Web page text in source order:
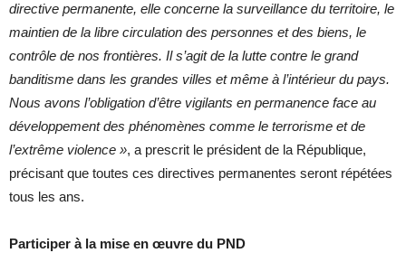
directive permanente, elle concerne la surveillance du territoire, le
maintien de la libre circulation des personnes et des biens, le
contrôle de nos frontières. Il s’agit de la lutte contre le grand
banditisme dans les grandes villes et même à l’intérieur du pays.
Nous avons l’obligation d’être vigilants en permanence face au
développement des phénomènes comme le terrorisme et de
l’extrême violence », a prescrit le président de la République,
précisant que toutes ces directives permanentes seront répétées
tous les ans.
Participer à la mise en œuvre du PND